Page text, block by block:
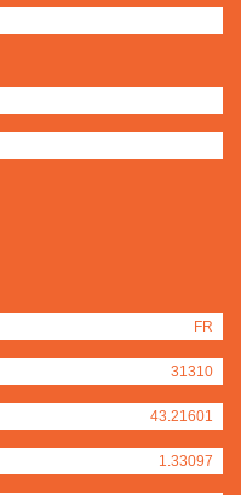
FR
31310
43.21601
1.33097